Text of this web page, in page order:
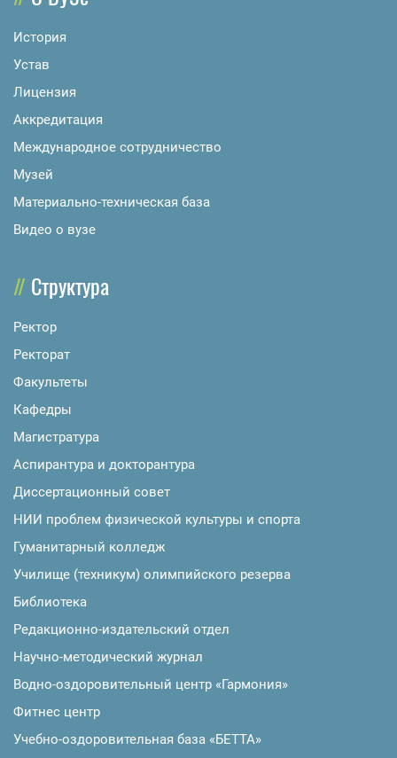
История
Устав
Лицензия
Аккредитация
Международное сотрудничество
Музей
Материально-техническая база
Видео о вузе
Структура
Ректор
Ректорат
Факультеты
Кафедры
Магистратура
Аспирантура и докторантура
Диссертационный совет
НИИ проблем физической культуры и спорта
Гуманитарный колледж
Училище (техникум) олимпийского резерва
Библиотека
Редакционно-издательский отдел
Научно-методический журнал
Водно-оздоровительный центр «Гармония»
Фитнес центр
Учебно-оздоровительная база «БЕТТА»